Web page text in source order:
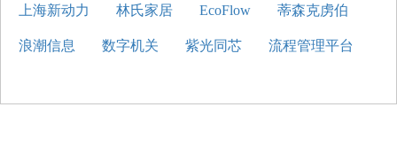
上海新动力 林氏家居 EcoFlow 蒂森克虏伯
浪潮信息 数字机关 紫光同芯 流程管理平台